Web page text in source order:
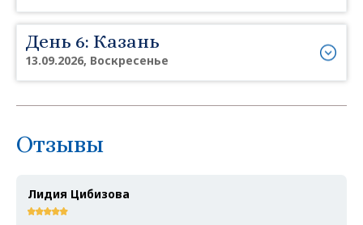
День 6: Казань
13.09.2026, Воскресенье
Отзывы
Лидия Цибизова